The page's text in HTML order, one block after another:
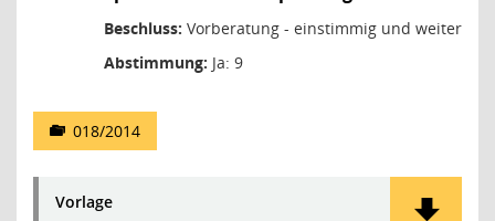
Beschluss: Vorberatung - einstimmig und weiter
Abstimmung: Ja: 9
018/2014
Vorlage